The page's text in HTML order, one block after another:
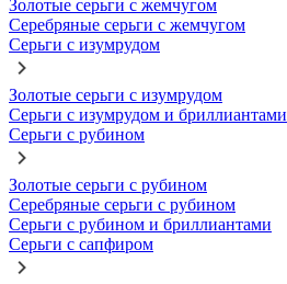
Золотые серьги с жемчугом
Серебряные серьги с жемчугом
Серьги с изумрудом
Золотые серьги с изумрудом
Серьги с изумрудом и бриллиантами
Серьги с рубином
Золотые серьги с рубином
Серебряные серьги с рубином
Серьги с рубином и бриллиантами
Серьги с сапфиром